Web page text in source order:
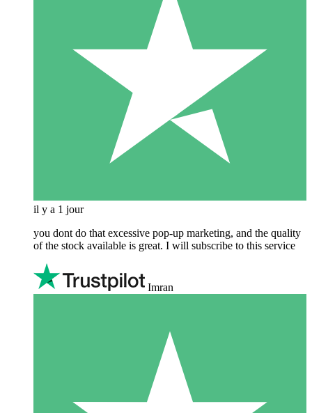
il y a 1 jour
you dont do that excessive pop-up marketing, and the quality
of the stock available is great. I will subscribe to this service
Imran